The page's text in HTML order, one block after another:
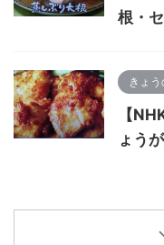
根・
きょ
【
ょう